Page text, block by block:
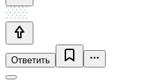
Ответить